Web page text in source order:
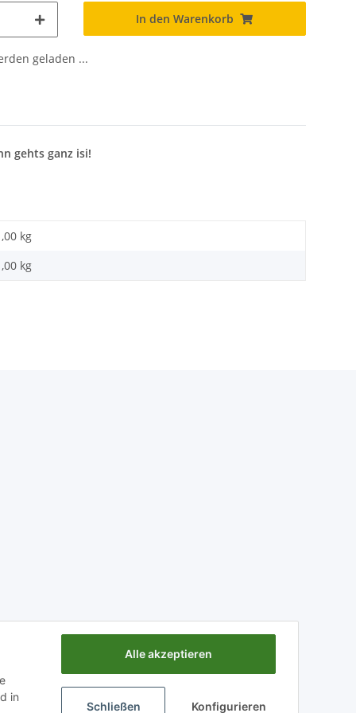
In den Warenkorb
geladen ...
gehts ganz isi!
kg
kg
in
Alle akzeptieren
Schließen Konfigurieren